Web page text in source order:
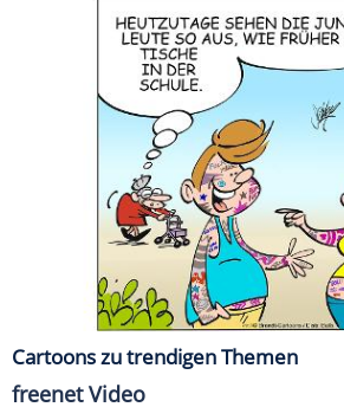
Cartoons zu trendigen Themen
freenet Video